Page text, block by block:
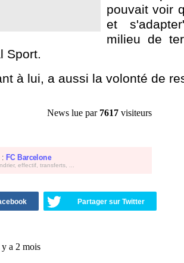
pouvait voir
et
milieu de
Sport.
à lui, a aussi la volonté de
News lue par 7617 visiteurs
: FC Barcelone
effectif, transferts, ...
Partager sur Twitter